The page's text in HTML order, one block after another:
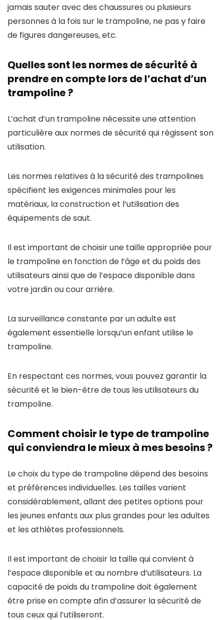
jamais sauter avec des chaussures ou plusieurs
personnes à la fois sur le trampoline, ne pas y faire
de figures dangereuses, etc.
Quelles sont les normes de sécurité à
prendre en compte lors de l’achat d’un
trampoline ?
L’achat d’un trampoline nécessite une attention
particulière aux normes de sécurité qui régissent son
utilisation.
Les normes relatives à la sécurité des trampolines
spécifient les exigences minimales pour les
matériaux, la construction et l’utilisation des
équipements de saut.
Il est important de choisir une taille appropriée pour
le trampoline en fonction de l’âge et du poids des
utilisateurs ainsi que de l’espace disponible dans
votre jardin ou cour arrière.
La surveillance constante par un adulte est
également essentielle lorsqu’un enfant utilise le
trampoline.
En respectant ces normes, vous pouvez garantir la
sécurité et le bien-être de tous les utilisateurs du
trampoline.
Comment choisir le type de trampoline
qui conviendra le mieux à mes besoins ?
Le choix du type de trampoline dépend des besoins
et préférences individuelles. Les tailles varient
considérablement, allant des petites options pour
les jeunes enfants aux plus grandes pour les adultes
et les athlètes professionnels.
Il est important de choisir la taille qui convient à
l’espace disponible et au nombre d’utilisateurs. La
capacité de poids du trampoline doit également
être prise en compte afin d’assurer la sécurité de
tous ceux qui l’utiliseront.